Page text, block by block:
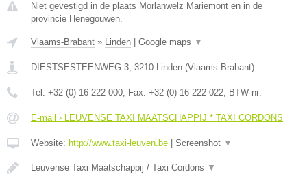
Niet gevestigd in de plaats Morlanwelz Mariemont en in de
provincie Henegouwen.
Vlaams-Brabant » Linden Google maps ▼
DIESTSESTEENWEG 3, 3210 Linden (Vlaams-Brabant)
Tel: +32 (0) 16 222 000, Fax: +32 (0) 16 222 022, BTW-nr: -
E-mail › LEUVENSE TAXI MAATSCHAPPIJ * TAXI CORDONS
Website: http://www.taxi-leuven.be Screenshot ▼
Leuvense Taxi Maatschappij / Taxi Cordons ▼